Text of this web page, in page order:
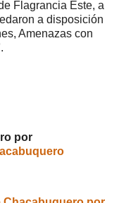
Flagrancia Este, a
a disposición
Amenazas con
por